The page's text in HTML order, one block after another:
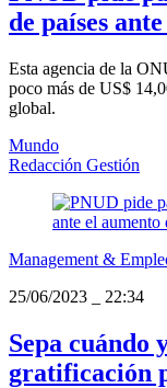
de países
Esta agencia de la
poco más de US$
global.
Mundo
Redacción Gestión
Management &
25/06/2023
22:34
Sepa cuándo
gratificación